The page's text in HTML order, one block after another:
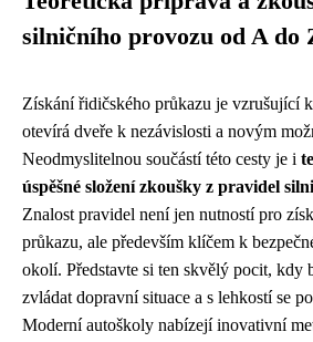
silničního provozu od A do
Získání řidičského průkazu je vzrušující
otevírá dveře k nezávislosti a novým
Neodmyslitelnou součástí této cesty je i
úspěšné složení zkoušky z pravidel
Znalost pravidel není jen nutností pro
průkazu, ale především klíčem k
okolí. Představte si ten skvělý pocit, kdy
zvládat dopravní situace a s lehkostí se
Moderní autoškoly nabízejí inovativní